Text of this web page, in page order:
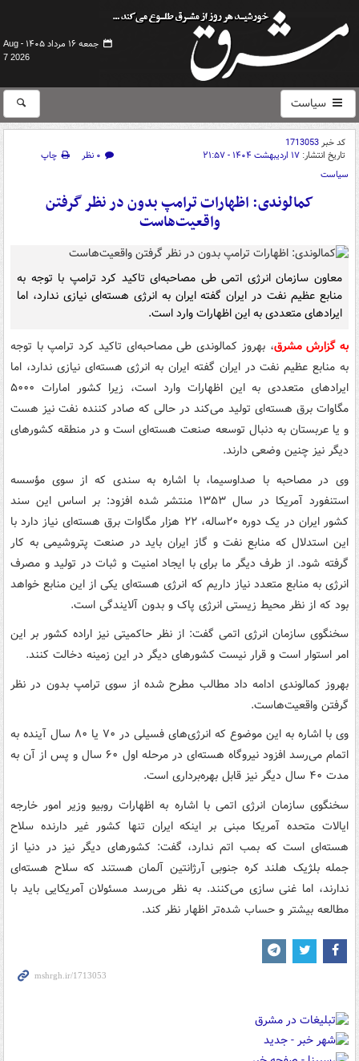
جمعه ۱۶ مرداد ۱۴۰۵ -
Aug
7 2026
سیاست
کد خبر1713053
تاریخ انتشار: ۱۷ اردیبهشت ۱۴۰۴ - ۲۱:۵۷ ۰ نظر
چاپ
سیاست
کمالوندی: اظهارات ترامپ بدون در نظر گرفتن
واقعیت‌هاست
معاون سازمان انرژی اتمی طی مصاحبه‌ای تاکید کرد ترامپ با توجه به
منابع عظیم نفت در ایران گفته ایران به انرژی هسته‌ای نیازی ندارد، اما
ایرادهای متعددی به این اظهارات وارد است.
به گزارش مشرق، بهروز کمالوندی طی مصاحبه‌ای تاکید کرد ترامپ با توجه
به منابع عظیم نفت در ایران گفته ایران به انرژی هسته‌ای نیازی ندارد، اما
ایرادهای متعددی به این اظهارات وارد است، زیرا کشور امارات ۵۰۰۰
مگاوات برق هسته‌ای تولید می‌کند در حالی که صادر کننده نفت نیز هست
و یا عربستان به دنبال توسعه صنعت هسته‌ای است و در منطقه کشورهای
دیگر نیز چنین وضعی دارند.
وی در مصاحبه با صداوسیما، با اشاره به سندی که از سوی مؤسسه
استنفورد آمریکا در سال ۱۳۵۳ منتشر شده افزود: بر اساس این سند
کشور ایران در یک دوره ۲۰ساله، ۲۲ هزار مگاوات برق هسته‌ای نیاز دارد با
این استدلال که منابع نفت و گاز ایران باید در صنعت پتروشیمی به کار
گرفته شود. از طرف دیگر ما برای با ایجاد امنیت و ثبات در تولید و مصرف
انرژی به منابع متعدد نیاز داریم که انرژی هسته‌ای یکی از این منابع خواهد
بود که از نظر محیط زیستی انرژی پاک و بدون آلایندگی است.
سخنگوی سازمان انرژی اتمی گفت: از نظر حاکمیتی نیز اراده کشور بر این
امر استوار است و قرار نیست کشورهای دیگر در این زمینه دخالت کنند.
بهروز کمالوندی ادامه داد مطالب مطرح شده از سوی ترامپ بدون در نظر
گرفتن واقعیت‌هاست.
وی با اشاره به این موضوع که انرژی‌های فسیلی در ۷۰ یا ۸۰ سال آینده به
اتمام می‌رسد افزود نیروگاه هسته‌ای در مرحله اول ۶۰ سال و پس از آن به
مدت ۴۰ سال دیگر نیز قابل بهره‌برداری است.
سخنگوی سازمان انرژی اتمی با اشاره به اظهارات روبیو وزیر امور خارجه
ایالات متحده آمریکا مبنی بر اینکه ایران تنها کشور غیر دارنده سلاح
هسته‌ای است که بمب اتم ندارد، گفت: کشورهای دیگر نیز در دنیا از
جمله بلژیک هلند کره جنوبی آرژانتین آلمان هستند که سلاح هسته‌ای
ندارند، اما غنی سازی می‌کنند. به نظر می‌رسد مسئولان آمریکایی باید با
مطالعه بیشتر و حساب شده‌تر اظهار نظر کند.